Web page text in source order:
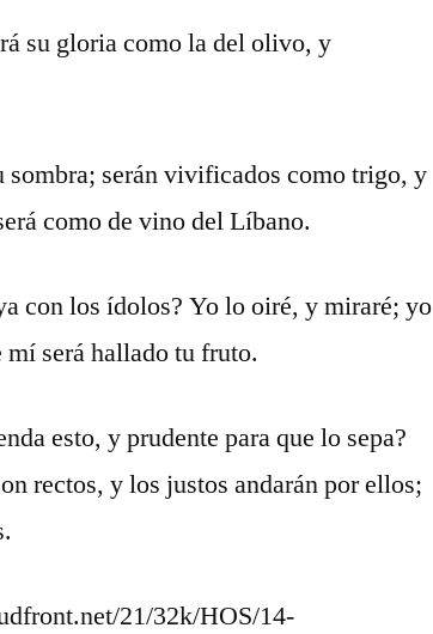
su gloria como la del olivo, y
sombra; serán vivificados como trigo, y
como de vino del Líbano.
con los ídolos? Yo lo oiré, y miraré; yo
mí será hallado tu fruto.
esto, y prudente para que lo sepa?
rectos, y los justos andarán por ellos;
21/32k/HOS/14-